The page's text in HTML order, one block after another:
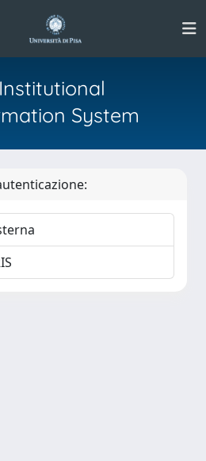
Institutional
System